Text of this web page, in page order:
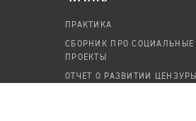
ПРАКТИКА
СБОРНИК ПРО СОЦИАЛЬНЫЕ
ПРОЕКТЫ
ОТЧЕТ О РАЗВИТИИ ЦЕНЗУРЫ